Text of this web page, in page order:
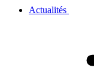
Actualités